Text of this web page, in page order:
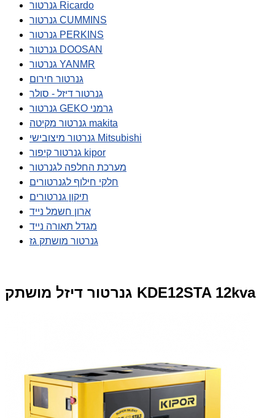
גנרטור Ricardo
גנרטור CUMMINS
גנרטור PERKINS
גנרטור DOOSAN
גנרטור YANMR
גנרטור חירום
גנרטור דיזל - סולר
גנרטור GEKO גרמני
גנרטור מקיטה makita
גנרטור מיצובישי Mitsubishi
גנרטור קיפור kipor
מערכת החלפה לגנרטור
חלקי חילוף לגנרטורים
תיקון גנרטורים
ארון חשמל נייד
מגדל תאורה נייד
גנרטור מושתק גז
גנרטור דיזל מושתק KDE12STA 12kva